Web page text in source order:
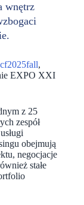
wnętrz
,
EXPO XXI
z 25
zespół
obejmują
negocjacje
stałe